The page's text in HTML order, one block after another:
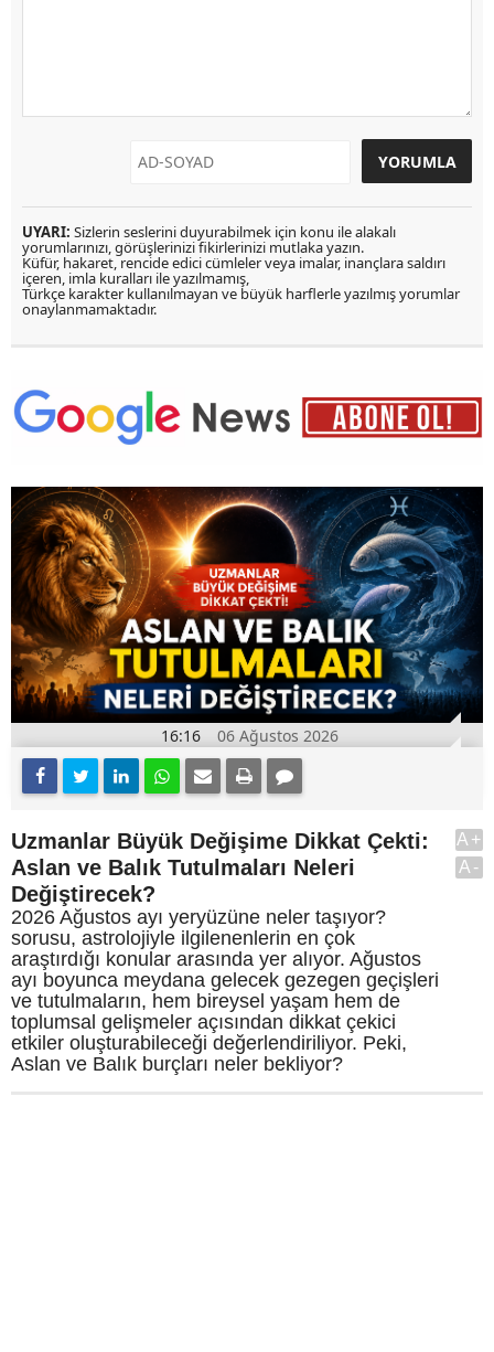
UYARI: Sizlerin seslerini duyurabilmek için konu ile alakalı
yorumlarınızı, görüşlerinizi fikirlerinizi mutlaka yazın.
Küfür, hakaret, rencide edici cümleler veya imalar, inançlara saldırı
içeren, imla kuralları ile yazılmamış,
Türkçe karakter kullanılmayan ve büyük harflerle yazılmış yorumlar
onaylanmamaktadır.
16:16 06 Ağustos 2026
Uzmanlar Büyük Değişime Dikkat Çekti:
Aslan ve Balık Tutulmaları Neleri
Değiştirecek?
2026 Ağustos ayı yeryüzüne neler taşıyor?
sorusu, astrolojiyle ilgilenenlerin en çok
araştırdığı konular arasında yer alıyor. Ağustos
ayı boyunca meydana gelecek gezegen geçişleri
ve tutulmaların, hem bireysel yaşam hem de
toplumsal gelişmeler açısından dikkat çekici
etkiler oluşturabileceği değerlendiriliyor. Peki,
Aslan ve Balık burçları neler bekliyor?
A+
A-